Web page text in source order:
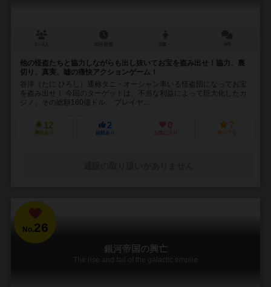
他の怪盗たちと協力しながらも出し抜いてお宝を盗み出せ！協力、裏
切り、真実、嘘の痛快アクションゲーム！
谷洋（たに ひろし）通称タニ・オーシャン率いる怪盗団になってお宝
を盗み出せ！ 今回のターゲットは、不当な利益によって巨大化したカ
ジノ。その総額160億ドル。 プレイヤ...
12
興味あり
2
経験あり
0
お気に入り
7
持ってる
No.26
銀河帝国の興亡
The rise and fall of the galactic empire